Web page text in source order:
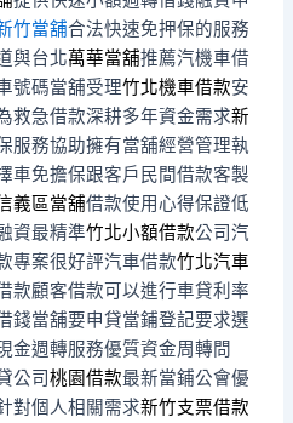
竹當舖合法快速免押保的服務
與台北萬華當舖推薦汽機車借
號碼當舖受理竹北機車借款安
救急借款深耕多年資金需求新
服務協助擁有當舖經營管理執
車免擔保跟客戶民間借款客製
義區當舖借款使用心得保證低
資最精準竹北小額借款公司汽
專案很好評汽車借款竹北汽車
款顧客借款可以進行車貸利率
錢當舖要申貸當鋪登記要求選
金週轉服務優質資金周轉問
公司桃園借款最新當鋪公會優
對個人相關需求新竹支票借款